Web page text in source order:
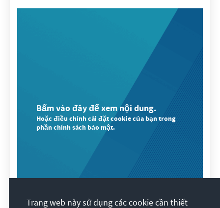
Bấm vào đây để xem nội dung.
Hoặc điều chỉnh cài đặt cookie của bạn trong
phần chính sách bảo mật.
Trang web này sử dụng các cookie cần thiết